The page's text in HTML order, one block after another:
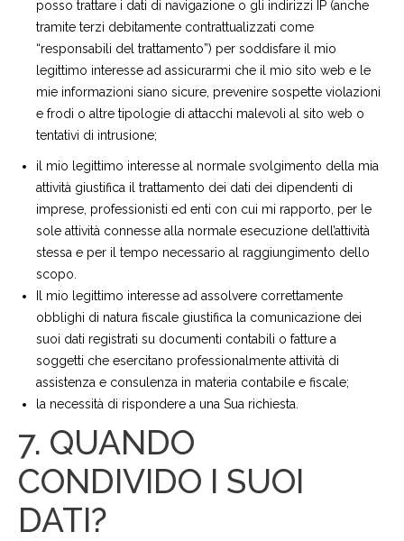
posso trattare i dati di navigazione o gli indirizzi IP (anche
tramite terzi debitamente contrattualizzati come
“responsabili del trattamento”) per soddisfare il mio
legittimo interesse ad assicurarmi che il mio sito web e le
mie informazioni siano sicure, prevenire sospette violazioni
e frodi o altre tipologie di attacchi malevoli al sito web o
tentativi di intrusione;
il mio legittimo interesse al normale svolgimento della mia
attività giustifica il trattamento dei dati dei dipendenti di
imprese, professionisti ed enti con cui mi rapporto, per le
sole attività connesse alla normale esecuzione dell’attività
stessa e per il tempo necessario al raggiungimento dello
scopo.
Il mio legittimo interesse ad assolvere correttamente
obblighi di natura fiscale giustifica la comunicazione dei
suoi dati registrati su documenti contabili o fatture a
soggetti che esercitano professionalmente attività di
assistenza e consulenza in materia contabile e fiscale;
la necessità di rispondere a una Sua richiesta.
7. QUANDO
CONDIVIDO I SUOI
DATI?